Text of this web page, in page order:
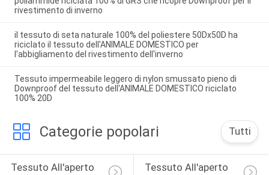
rivestimento di inverno
il tessuto di seta naturale 100% del poliestere 50Dx50D ha
riciclato il tessuto dell'ANIMALE DOMESTICO per
l'abbigliamento del rivestimento dell'inverno
Tessuto impermeabile leggero di nylon smussato pieno di
Downproof del tessuto dell'ANIMALE DOMESTICO riciclato
100% 20D
Categorie popolari Tutti
Tessuto All'aperto
Tessuto All'aperto